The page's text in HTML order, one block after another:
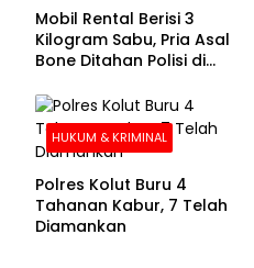
Mobil Rental Berisi 3
Kilogram Sabu, Pria Asal
Bone Ditahan Polisi di
HUKUM & KRIMINAL
Polres Kolut Buru 4
Tahanan Kabur, 7 Telah
Diamankan